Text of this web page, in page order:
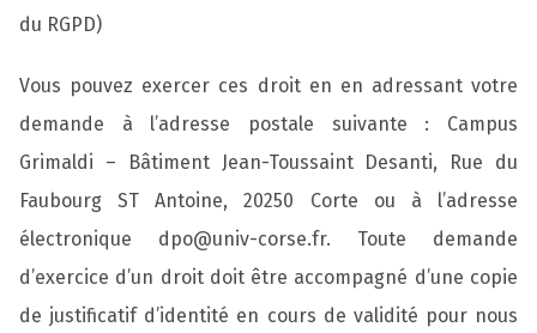
du RGPD)
Vous pouvez exercer ces droit en en adressant votre
demande à l’adresse postale suivante : Campus
Grimaldi – Bâtiment Jean-Toussaint Desanti, Rue du
Faubourg ST Antoine, 20250 Corte ou à l’adresse
électronique dpo@univ-corse.fr. Toute demande
d’exercice d’un droit doit être accompagné d’une copie
de justificatif d’identité en cours de validité pour nous